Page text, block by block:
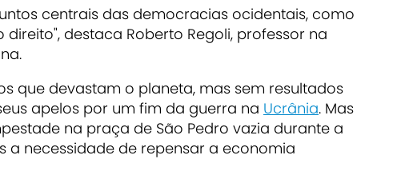
centrais das democracias ocidentais, como
destaca Roberto Regoli, professor na
que devastam o planeta, mas sem resultados
apelos por um fim da guerra na Ucrânia. Mas
na praça de São Pedro vazia durante a
necessidade de repensar a economia